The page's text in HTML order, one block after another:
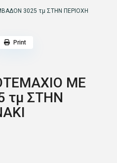
3025 τμ ΣΤΗΝ ΠΕΡΙΟΧΗ
ΜΕ
τμ ΣΤΗΝ
Print